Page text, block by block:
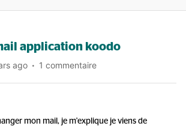
application koodo
ago 1 commentaire
mon mail, je m'explique je viens de